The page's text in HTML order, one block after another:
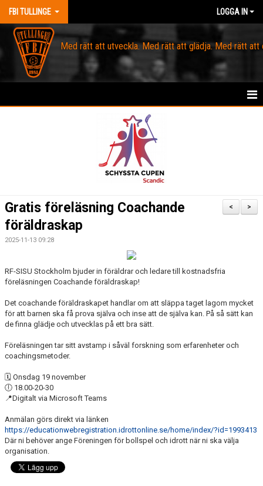
FBI TULLINGE LOGGA IN
Med rätt att utveckla. Med rätt att glädja. Med rätt att
KANSLI
VÅRA PARTNERS
FRITIDSKORTET
NYHETER
PROFILKLÄDER
ÖVERGÅNGSANSVARIG OCH ÖVERGÅNGSPOLICY
PLAY IT FORWARD
FBI TULLINGE HALL OF FAME
>
<
Gratis föreläsning Coachande
föräldraskap
2025-11-13 09:28
RF-SISU Stockholm bjuder in föräldrar och ledare till kostnadsfria
föreläsningen Coachande föräldraskap!
Det coachande föräldraskapet handlar om att släppa taget lagom mycket
för att barnen ska få prova själva och inse att de själva kan. På så sätt kan
de finna glädje och utvecklas på ett bra sätt.
Föreläsningen tar sitt avstamp i såväl forskning som erfarenheter och
coachingsmetoder.
🗓️ Onsdag 19 november
🕕 18.00-20-30
📍Digitalt via Microsoft Teams
Anmälan görs direkt via länken
https://educationwebregistration.idrottonline.se/home/index/?id=1993413
Där ni behöver ange Föreningen för bollspel och idrott när ni ska välja
organisation.